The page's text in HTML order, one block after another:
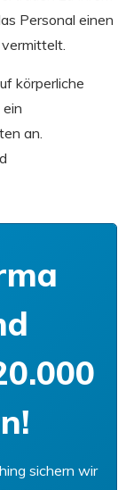
Personal einen
körperliche
an.
sichern wir